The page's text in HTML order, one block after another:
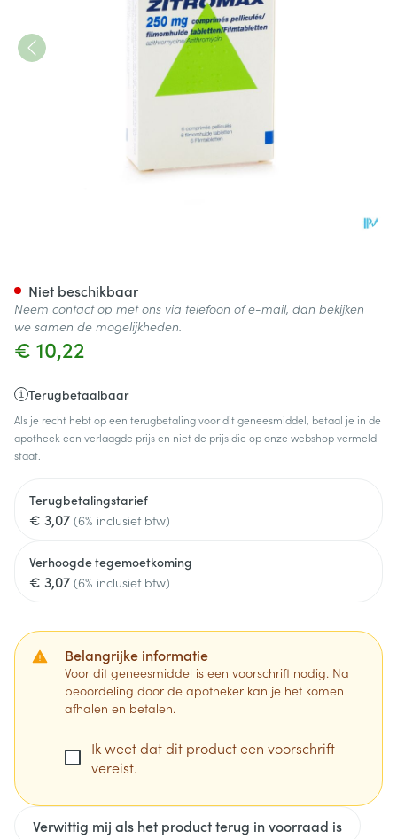
€ 10,22
Terugbetaalbaar
Als je recht hebt op een terugbetaling voor dit geneesmiddel, betaal je in de
apotheek een verlaagde prijs en niet de prijs die op onze webshop vermeld
staat.
Terugbetalingstarief
€ 3,07 (6% inclusief btw)
Verhoogde tegemoetkoming
€ 3,07 (6% inclusief btw)
Belangrijke informatie
Voor dit geneesmiddel is een voorschrift nodig. Na
beoordeling door de apotheker kan je het komen
afhalen en betalen.
Ik weet dat dit product een voorschrift
vereist.
Verwittig mij als het product terug in voorraad is
Niet beschikbaar
Neem contact op met ons via telefoon of e-mail, dan bekijken
we samen de mogelijkheden.